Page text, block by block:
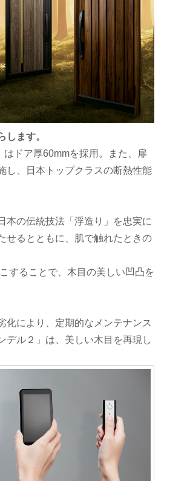
ます。
ドア厚60mmを採用。また、扉
し、日本トップクラスの断熱性能
本の伝統技法「浮造り」を忠実に
せるとともに、肌で触れたときの
することで、木目の美しい凹凸を
化により、定期的なメンテナンス
デル２」は、美しい木目を再現し